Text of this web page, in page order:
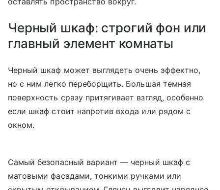
Черный шкаф: строгий фон или
главный элемент комнаты
Черный шкаф может выглядеть очень эффектно,
но с ним легко переборщить. Большая темная
поверхность сразу притягивает взгляд, особенно
если шкаф стоит напротив входа или рядом с
окном.
Самый безопасный вариант — черный шкаф с
матовыми фасадами, тонкими ручками или